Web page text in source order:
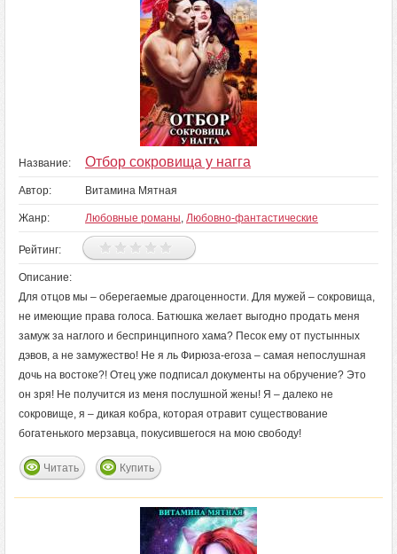
Название: Отбор сокровища у нагга
Автор: Витамина Мятная
Жанр: Любовные романы, Любовно-фантастические
Рейтинг:
Описание:
Для отцов мы – оберегаемые драгоценности. Для мужей – сокровища,
не имеющие права голоса. Батюшка желает выгодно продать меня
замуж за наглого и беспринципного хама? Песок ему от пустынных
дэвов, а не замужество! Не я ль Фирюза-егоза – самая непослушная
дочь на востоке?! Отец уже подписал документы на обручение? Это
он зря! Не получится из меня послушной жены! Я – далеко не
сокровище, я – дикая кобра, которая отравит существование
богатенького мерзавца, покусившегося на мою свободу!
Читать Купить